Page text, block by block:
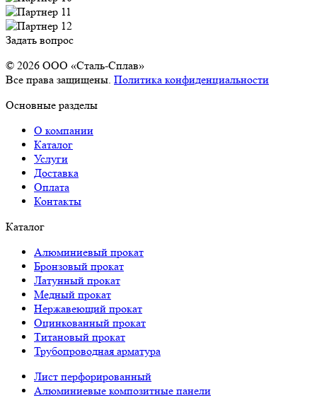
Задать вопрос
© 2026 OOO «Сталь-Сплав»
Все права защищены. Политика конфиденциальности
Основные разделы
О компании
Каталог
Услуги
Доставка
Оплата
Контакты
Каталог
Алюминиевый прокат
Бронзовый прокат
Латунный прокат
Медный прокат
Нержавеющий прокат
Оцинкованный прокат
Титановый прокат
Трубопроводная арматура
Лист перфорированный
Алюминиевые композитные панели